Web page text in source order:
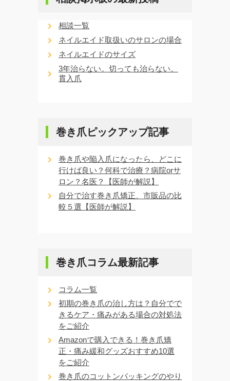
相談一覧
ネイルエイド取扱いのサロンの場合
ネイルエイドのサイズ
3年治らない。切っても治らない。
貫入爪
巻き爪ピックアップ記事
巻き爪や陥入爪になったら、どこに
行けば良い？何科で治療？病院orサ
ロン？名医？【医師が解説】
自分で治す巻き爪矯正、市販品の比
較５選【医師が解説】
巻き爪コラム最新記事
コラム一覧
初期の巻き爪の治し方は？自分でで
きるケア・痛みがある場合の対処法
をご紹介
Amazonで購入できる！巻き爪矯
正・痛み緩和グッズおすすめ10選
をご紹介
巻き爪のコットンパッキングのやり